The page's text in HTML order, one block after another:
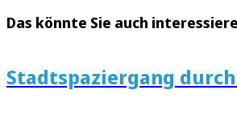
Das könnte Sie auch
Stadtspaziergang